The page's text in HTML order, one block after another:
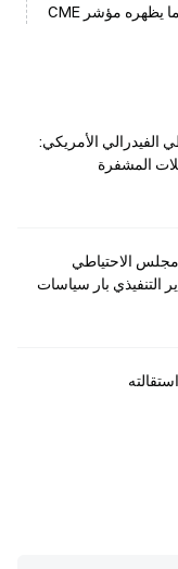
دون تغيير في يونيو باحتمالية 96.8%، وفقًا لما يظهره مؤشر CME
الأمريكي:
المشفرة
الاحتياطي
التنفيذي بار سياسات